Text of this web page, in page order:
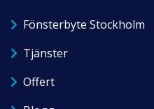
Fönsterbyte Stockholm
Tjänster
Offert